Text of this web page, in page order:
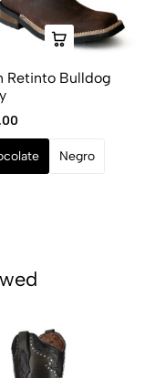
Retinto Bulldog
Negro